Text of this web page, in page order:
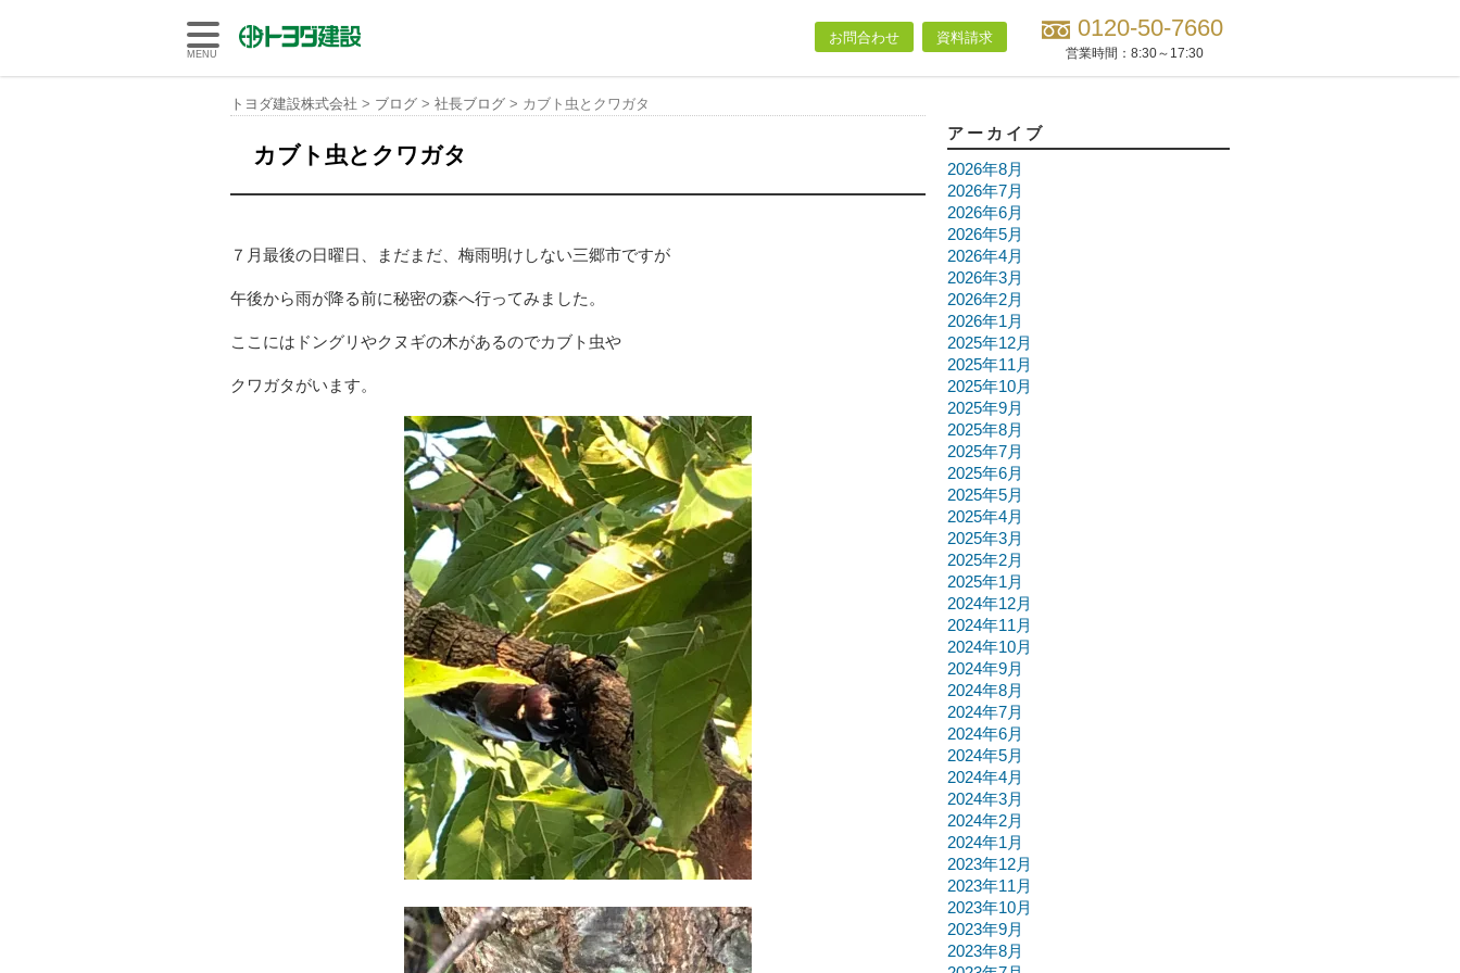
トヨダ建設株式会社
お問合わせ 資料請求 0120-50-7660
営業時間： 8:30～17:30
MENU
トヨダ建設株式会社 > ブログ > 社長ブログ > カブト虫とクワガタ
カブト虫とクワガタ
７月最後の日曜日、まだまだ、梅雨明けしない三郷市ですが
午後から雨が降る前に秘密の森へ行ってみました。
ここにはドングリやクヌギの木があるのでカブト虫や
クワガタがいます。
アーカイブ
2026年8月
2026年7月
2026年6月
2026年5月
2026年4月
2026年3月
2026年2月
2026年1月
2025年12月
2025年11月
2025年10月
2025年9月
2025年8月
2025年7月
2025年6月
2025年5月
2025年4月
2025年3月
2025年2月
2025年1月
2024年12月
2024年11月
2024年10月
2024年9月
2024年8月
2024年7月
2024年6月
2024年5月
2024年4月
2024年3月
2024年2月
2024年1月
2023年12月
2023年11月
2023年10月
2023年9月
2023年8月